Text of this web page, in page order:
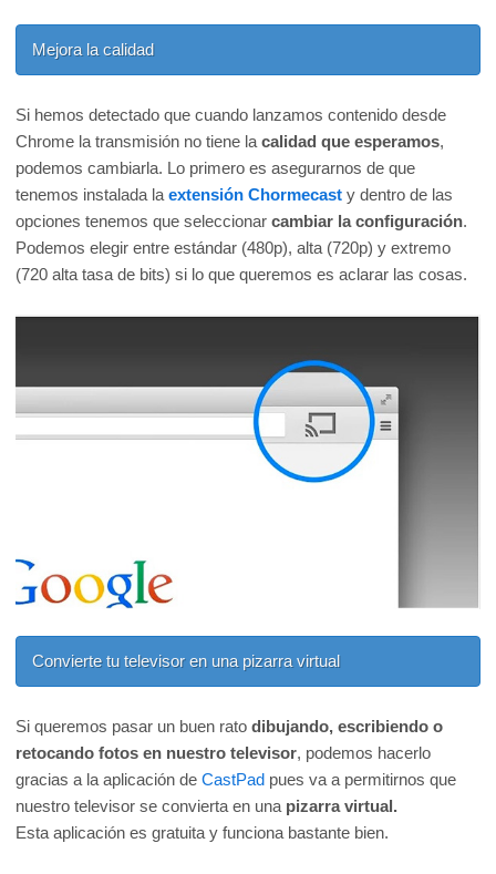
Mejora la calidad
Si hemos detectado que cuando lanzamos contenido desde
Chrome la transmisión no tiene lacalidad que esperamos,
podemos cambiarla. Lo primero es asegurarnos de que
tenemos instalada laextensión Chormecast y dentro de las
opciones tenemos que seleccionar cambiar la configuración.
Podemos elegir entre estándar (480p), alta (720p) y extremo
(720 alta tasa de bits) si lo que queremos es aclarar las cosas.
Convierte tu televisor en una pizarra virtual
Si queremos pasar un buen rato dibujando, escribiendo o
retocando fotos en nuestro televisor, podemos hacerlo
gracias a la aplicación de CastPad pues va a permitirnos que
nuestro televisor se convierta en una pizarra virtual.
Esta aplicación es gratuita y funciona bastante bien.